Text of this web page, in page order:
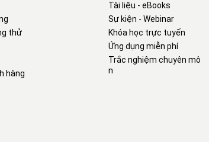
thử
hàng
Tài liệu - eBooks
Sự kiện - Webinar
Khóa học trực tuyến
Ứng dụng miễn phí
Trắc nghiệm chuyên mô
n